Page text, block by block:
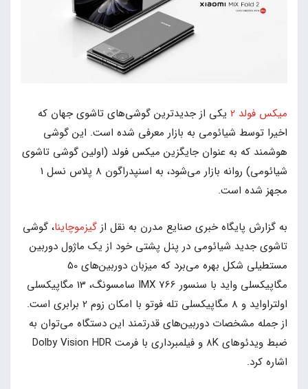
میکس فولد 2
یکی از جدیدترین گوشی‌های تاشوی جهان که
اخیرا توسط شیائومی به بازار معرفی شده است. این گوشی
هوشمند که به عنوان جایگزین میکس فولد (اولین گوشی تاشوی
شیائومی) روانه بازار می‌شود، به اسنپدراگون 8 پلاس نسل 1
مجهز شده است.
به گزارش پایگاه خبری صنایع مدرن به نقل از گیزموچاینا، گوشی
تاشوی جدید شیائومی در پنل پشتی خود از یک ماژول دوربین
مستطیلی شکل بهره می‌برد که میزبان دوربین‌های 50
مگاپیکسلی واید با سنسور IMX 766 سامسونگ، 13 مگاپیکسلی
اولتراواید و 8 مگاپیکسلی تله فوتو با امکان زوم 2 برابری است.
از جمله مشخصات دوربین‌های قدرتمند این دستگاه می‌توان به
ضبط ویدئوهای 8K و فیلمبرداری با فرمت Dolby Vision HDR
اشاره کرد.